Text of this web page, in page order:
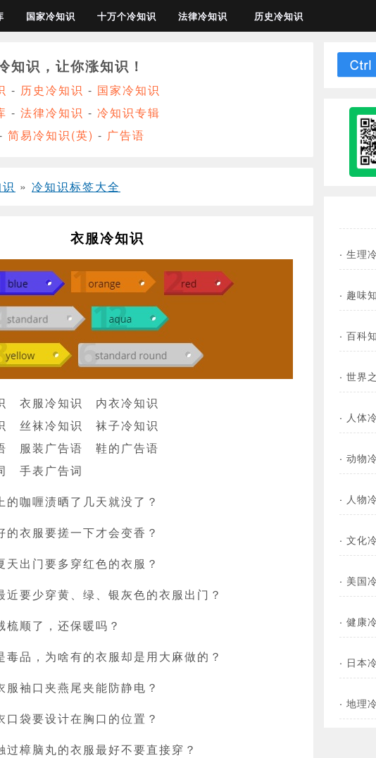
国家冷知识 十万个冷知识 法律冷知识 历史冷知识
知识，让你涨知识！
- 历史冷知识 - 国家冷知识
- 法律冷知识 - 冷知识专辑
简易冷知识(英) - 广告语
» 冷知识标签大全
衣服冷知识
衣服冷知识
内衣冷知识
丝袜冷知识
袜子冷知识
服装广告语
鞋的广告语
手表广告词
的咖喱渍晒了几天就没了？
的衣服要搓一下才会变香？
天出门要多穿红色的衣服？
近要少穿黄、绿、银灰色的衣服出门？
梳顺了，还保暖吗？
毒品，为啥有的衣服却是用大麻做的？
服袖口夹燕尾夹能防静电？
口袋要设计在胸口的位置？
过樟脑丸的衣服最好不要直接穿？
· 生理
· 趣味
· 百科
· 世界
· 人体
· 动物
· 人物
· 文化
· 美国
· 健康
· 日本
· 地理